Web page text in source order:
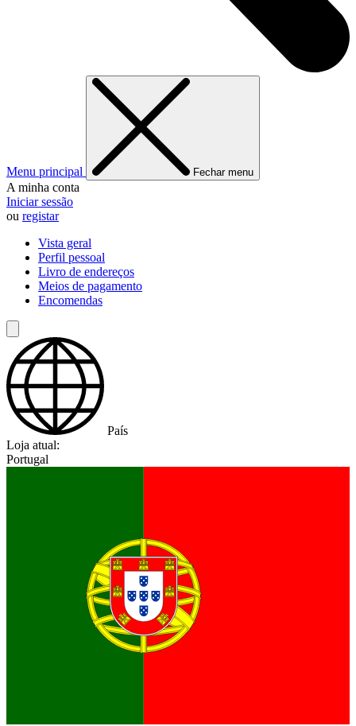
Menu principal Fechar menu
A minha conta
Iniciar sessão
ou registar
Vista geral
Perfil pessoal
Livro de endereços
Meios de pagamento
Encomendas
País
Loja atual:
Portugal